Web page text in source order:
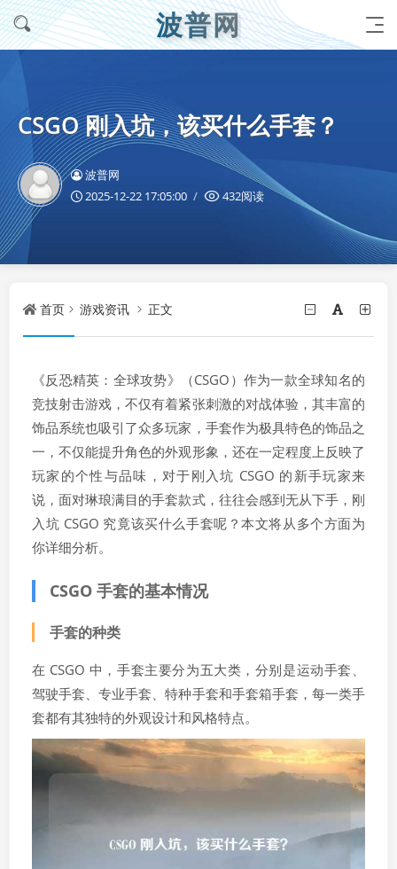
波普网
CSGO 刚入坑，该买什么手套？
波普网
2025-12-22 17:05:00
432阅读
首页 游戏资讯 正文
《反恐精英：全球攻势》（CSGO）作为一款全球知名的
竞技射击游戏，不仅有着紧张刺激的对战体验，其丰富的
饰品系统也吸引了众多玩家，手套作为极具特色的饰品之
一，不仅能提升角色的外观形象，还在一定程度上反映了
玩家的个性与品味，对于刚入坑 CSGO 的新手玩家来
说，面对琳琅满目的手套款式，往往会感到无从下手，刚
入坑 CSGO 究竟该买什么手套呢？本文将从多个方面为
你详细分析。
CSGO 手套的基本情况
手套的种类
在 CSGO 中，手套主要分为五大类，分别是运动手套、
驾驶手套、专业手套、特种手套和手套箱手套，每一类手
套都有其独特的外观设计和风格特点。